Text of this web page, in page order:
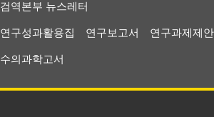
검역본부 뉴스레터
연구성과활용집 연구보고서 연구과제제
수의과학고서